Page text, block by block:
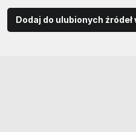
Dodaj do ulubionych źródeł